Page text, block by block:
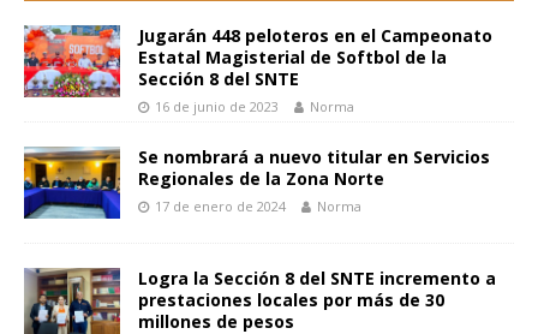
Jugarán 448 peloteros en el Campeonato
Estatal Magisterial de Softbol de la
Sección 8 del SNTE
16 de junio de 2023 Norma
Se nombrará a nuevo titular en Servicios
Regionales de la Zona Norte
17 de enero de 2024 Norma
Logra la Sección 8 del SNTE incremento a
prestaciones locales por más de 30
millones de pesos